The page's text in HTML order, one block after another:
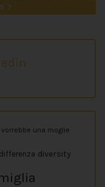
>
vorrebbe una moglie
differenza diversity